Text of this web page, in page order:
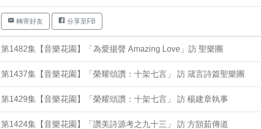
轉寄好友 分享至FB
第1482集【音樂花園】「為愛揚聲 Amazing Love」訪 聖樂團
第1437集【音樂花園】「榮耀頌讚：十架七言」 訪 箴言詩篇聖樂團
第1429集【音樂花園】「榮耀頌讚：十架七言」 訪 楊建章執事
第1424集【音樂花園】「讚美詩源考之九十三」 訪 方顗茹傳道